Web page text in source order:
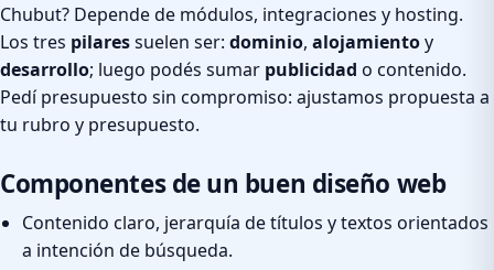
Chubut? Depende de módulos, integraciones y hosting.
Los tres pilaressuelen ser: dominio, alojamientoy
desarrollo; luego podés sumar publicidad o contenido.
Pedí presupuesto sin compromiso: ajustamos propuesta a
tu rubro y presupuesto.
Componentes de un buen diseño web
Contenido claro, jerarquía de títulos y textos orientados
a intención de búsqueda.